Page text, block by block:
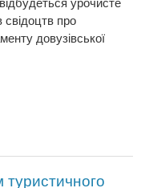
урочисте
свідоцтв про
довузівської
туристичного